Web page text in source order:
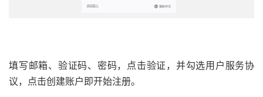
填写邮箱、验证码、密码，点击验证，并勾选用户服务协
议，点击创建账户即开始注册。